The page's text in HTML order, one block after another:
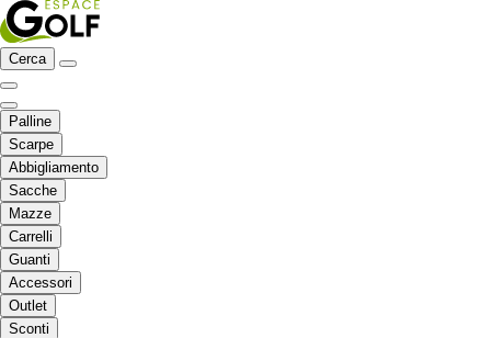
Cerca
Palline
Scarpe
Abbigliamento
Sacche
Mazze
Carrelli
Guanti
Accessori
Outlet
Sconti